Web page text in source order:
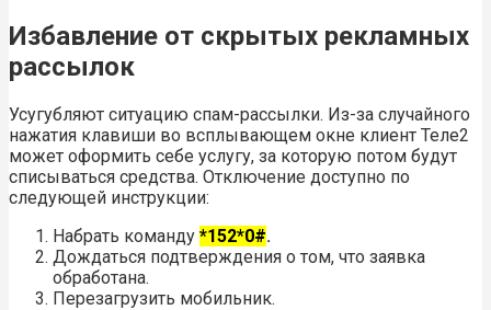
Избавление от скрытых рекламных
рассылок
Усугубляют ситуацию спам-рассылки. Из-за случайного
нажатия клавиши во всплывающем окне клиент Теле2
может оформить себе услугу, за которую потом будут
списываться средства. Отключение доступно по
следующей инструкции:
Набрать команду *152*0#.
Дождаться подтверждения о том, что заявка
обработана.
Перезагрузить мобильник.